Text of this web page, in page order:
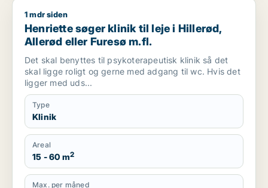
Henriette søger klinik til leje i Hillerød, Allerød eller Furesø
1 mdr siden
Henriette søger klinik til leje i Hillerød,
Allerød eller Furesø m.fl.
Det skal benyttes til psykoterapeutisk klinik så det
skal ligge roligt og gerne med adgang til wc. Hvis det
ligger med uds...
Type
Klinik
Areal
15 - 60 m2
Max. per måned